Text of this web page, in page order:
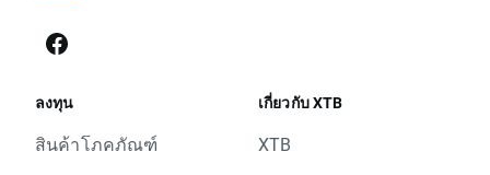
ลงทุน
สินค้าโภคภัณฑ์
เกี่ยวกับ XTB
XTB